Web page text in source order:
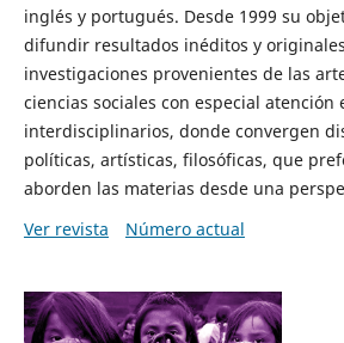
inglés y portugués. Desde 1999 su
difundir resultados inéditos y
investigaciones provenientes de las
ciencias sociales con especial atención
interdisciplinarios, donde convergen
políticas, artísticas, filosóficas, que
aborden las materias desde una
Ver revista
Número actual